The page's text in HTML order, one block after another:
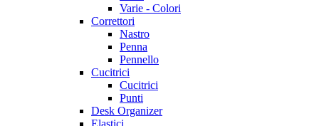
Varie - Colori
Correttori
Nastro
Penna
Pennello
Cucitrici
Cucitrici
Punti
Desk Organizer
Elastici